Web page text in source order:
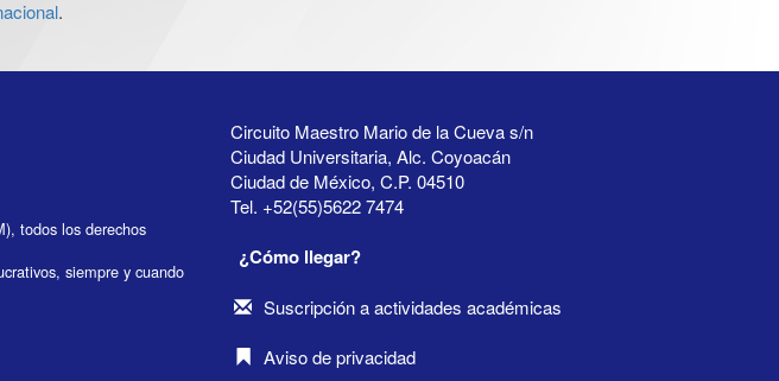
.
todos los derechos
siempre y cuando
Circuito Maestro Mario de la Cueva s/n
Ciudad Universitaria, Alc. Coyoacán
Ciudad de México, C.P. 04510
Tel. +52(55)5622 7474
¿Cómo llegar?
Suscripción a actividades académicas
Aviso de privacidad